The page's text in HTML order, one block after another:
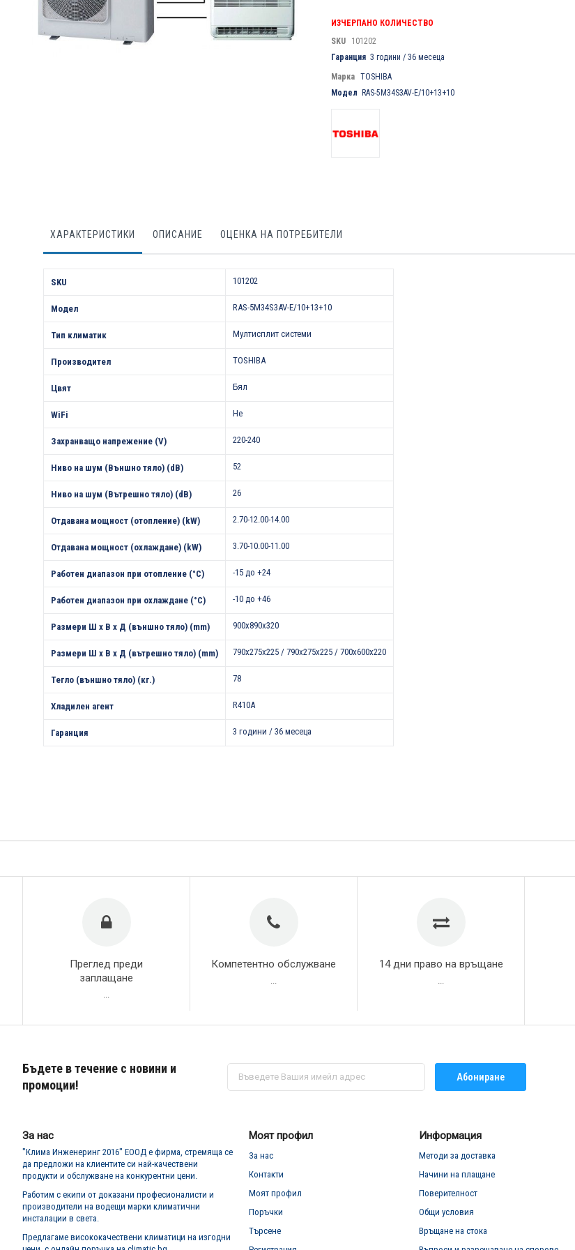
ИЗЧЕРПАНО КОЛИЧЕСТВО
SKU
101202
Гаранция 3 години / 36 месеца
Марка TOSHIBA
Модел RAS-5M34S3AV-E/10+13+10
ХАРАКТЕРИСТИКИ ОПИСАНИЕ ОЦЕНКА НА ПОТРЕБИТЕЛИ
SKU
101202
Модел RAS-5M34S3AV-E/10+13+10
Тип климатик Мултисплит системи
Производител TOSHIBA
Цвят Бял
WiFi Не
Захранващо напрежение (V) 220-240
Ниво на шум (Външно тяло) (dB) 52
Ниво на шум (Вътрешно тяло) (dB) 26
Отдавана мощност (отопление) (kW) 2.70-12.00-14.00
Отдавана мощност (охлаждане) (kW) 3.70-10.00-11.00
Работен диапазон при отопление (°С) -15 до +24
Работен диапазон при охлаждане (°С) -10 до +46
Размери Ш х В х Д (външно тяло) (mm) 900x890x320
Размери Ш х В х Д (вътрешно тяло) (mm) 790x275x225 / 790x275x225 / 700x600x220
Тегло (външно тяло) (кг.) 78
Хладилен агент R410A
Гаранция 3 години / 36 месеца
Преглед преди
заплащане
Компетентно обслужване 14 дни право на връщане
Бъдете в течение с новини и
промоции!
Абонирай
за
Абониране
За нас
"Клима Инженеринг 2016" ЕООД е фирма, стремяща се
да предложи на клиентите си най-качествени
продукти и обслужване на конкурентни цени.
Работим с екипи от доказани професионалисти и
производители на водещи марки климатични
инсталации в света.
Предлагаме висококачествени климатици на изгодни
Моят профил
За нас
Контакти
Моят профил
Поръчки
Търсене
Информация
Методи за доставка
Начини на плащане
Поверителност
Общи условия
Връщане на стока